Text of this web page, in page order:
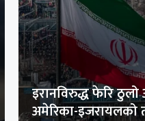
इरानविरुद्ध फेरि
अमेरिका-इजरायलको